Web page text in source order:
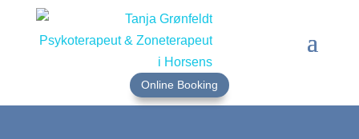
Online Booking